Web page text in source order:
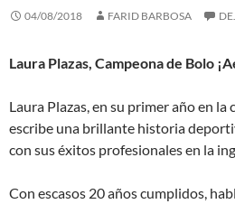
04/08/2018 FARID BARBOSA
Laura Plazas, Campeona de Bolo
Laura Plazas, en su primer año en la
escribe una brillante historia
con sus éxitos profesionales en la
Con escasos 20 años cumplidos,